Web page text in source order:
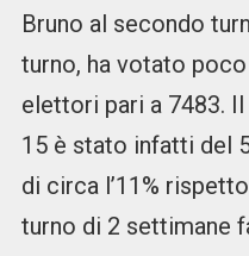
Bruno al secondo
turno, ha votato
elettori pari a 7483. Il
15 è stato infatti del
di circa l’11%
turno di 2 settimane